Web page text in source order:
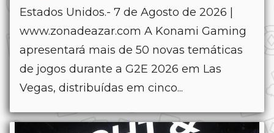
Estados Unidos.- 7 de Agosto de 2026 |
www.zonadeazar.com A Konami Gaming
apresentará mais de 50 novas temáticas
de jogos durante a G2E 2026 em Las
Vegas, distribuídas em cinco...